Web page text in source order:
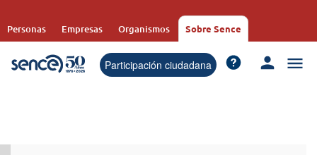
contenido
Personas Empresas Organismos Sobre Sence
Participación ciudadana